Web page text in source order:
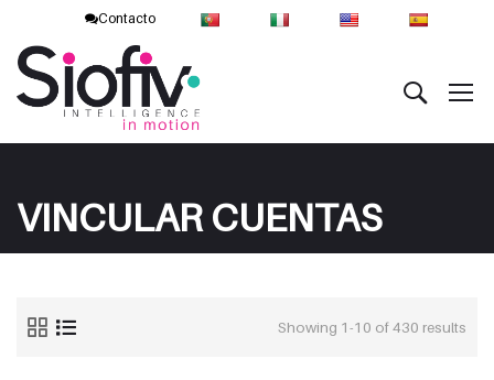
Contacto
VINCULAR CUENTAS
Showing 1-10 of 430 results